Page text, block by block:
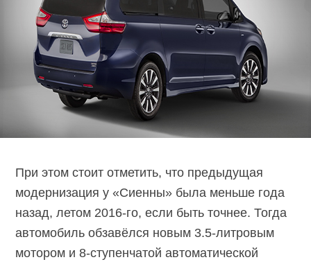
При этом стоит отметить, что предыдущая
модернизация у «Сиенны» была меньше года
назад, летом 2016-го, если быть точнее. Тогда
автомобиль обзавёлся новым 3.5-литровым
мотором и 8-ступенчатой автоматической